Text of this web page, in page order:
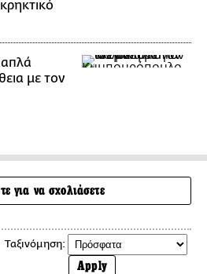
με τον
για να σχολιάσετε
Ταξινόμηση:
Apply